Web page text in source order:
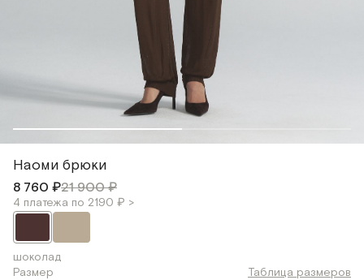
Наоми брюки
8 760 ₽21 900 ₽
4 платежа по 2190 ₽ >
шоколад
Размер
Таблица размеров